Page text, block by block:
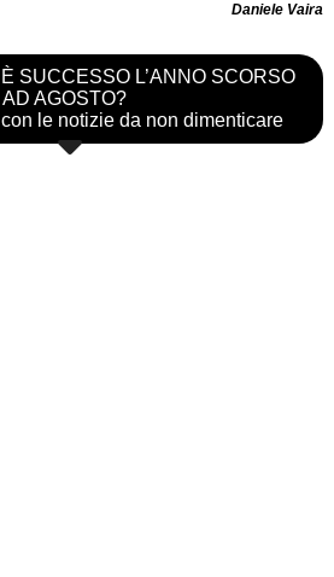
Daniele Vaira
SUCCESSO L’ANNO SCORSO
AD AGOSTO?
le notizie da non dimenticare